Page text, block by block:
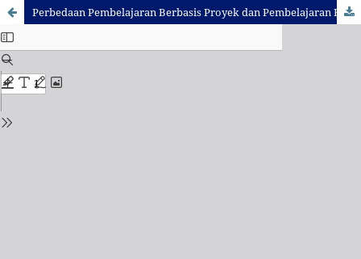
Perbedaan Pembelajaran Berbasis Proyek dan Pembelajaran Berbasis Masalah Terhadap Keterampilan Berpikir Tingkat Tinggi Ditinjau dari Ekoliterasi.